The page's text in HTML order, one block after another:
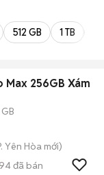
512 GB 1 TB
Max 256GB Xám
Yên Hòa mới)
94đã bán